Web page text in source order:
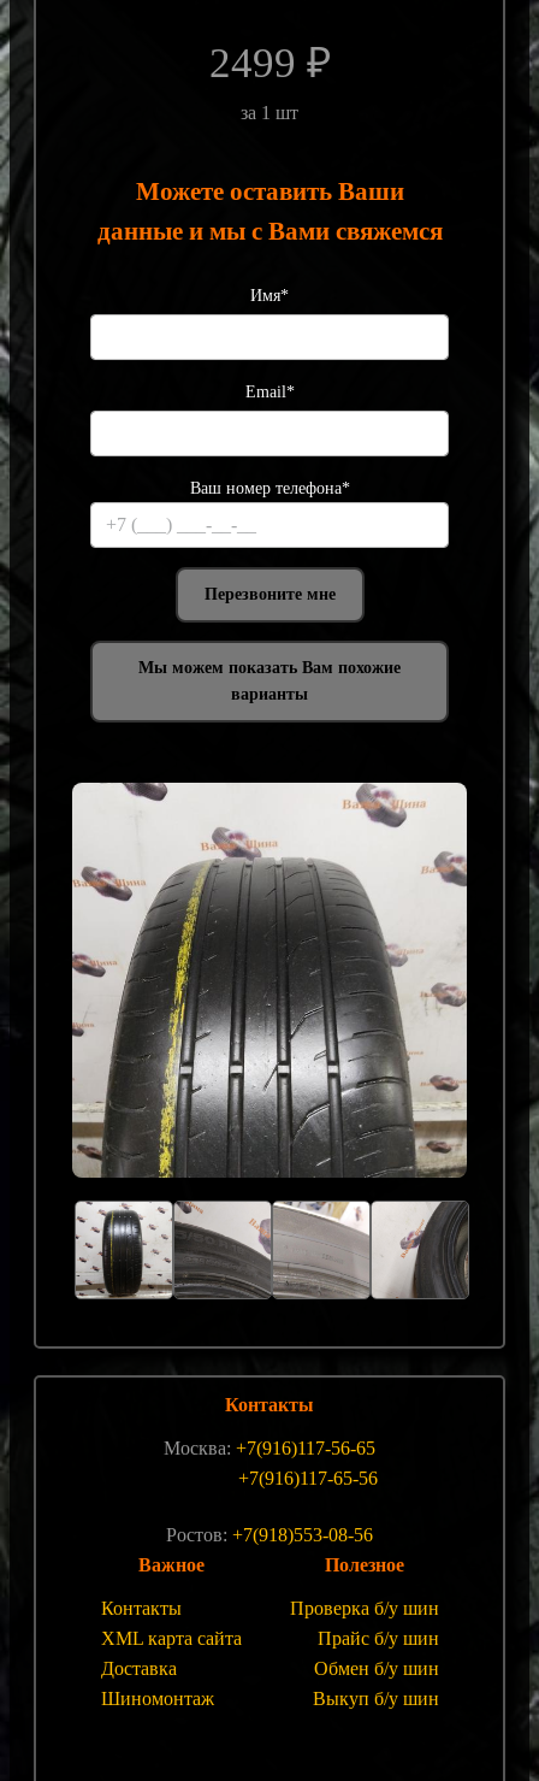
2499 ₽
за 1 шт
Можете оставить Ваши
данные и мы с Вами свяжемся
Имя*
Email*
Ваш номер телефона*
Мы можем показать Вам похожие
варианты
Контакты
Москва: +7(916)117-56-65
+7(916)117-65-56
Ростов: +7(918)553-08-56
Важное
Контакты
XML карта сайта
Доставка
Шиномонтаж
Полезное
Проверка б/у шин
Прайс б/у шин
Обмен б/у шин
Выкуп б/у шин